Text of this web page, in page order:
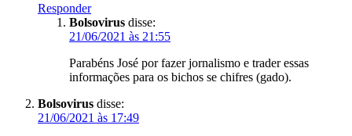
Responder
Bolsovirus disse:
21/06/2021 às 21:55
Parabéns José por fazer jornalismo e trader essas
informações para os bichos se chifres (gado).
Bolsovirus disse:
21/06/2021 às 17:49